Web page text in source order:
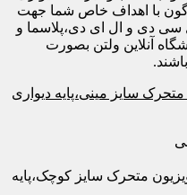
با اهداف خاص شما جهت
سی دی و ال ای دی،پلاسما و
آنلاین ولتن بصورت
سایز مینی،پایه دیواری
متحرک سایز کوچک،پایه